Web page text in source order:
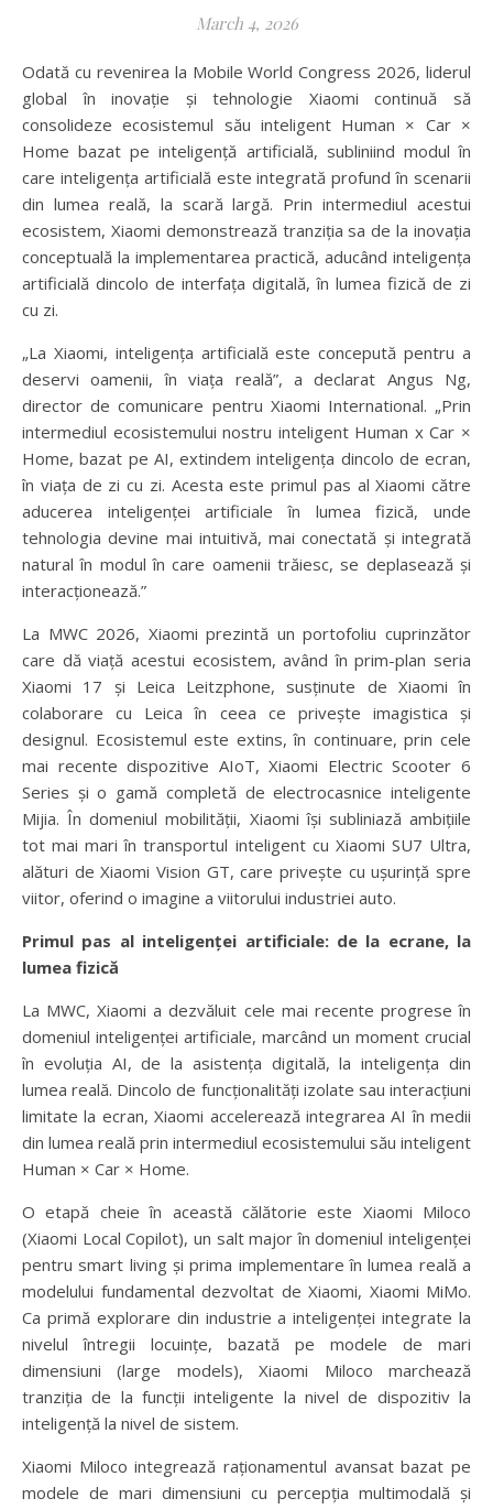
March 4, 2026
Odată cu revenirea la Mobile World Congress 2026, liderul
global în inovație și tehnologie Xiaomi continuă să
consolideze ecosistemul său inteligent Human × Car ×
Home bazat pe inteligență artificială, subliniind modul în
care inteligența artificială este integrată profund în scenarii
din lumea reală, la scară largă. Prin intermediul acestui
ecosistem, Xiaomi demonstrează tranziția sa de la inovația
conceptuală la implementarea practică, aducând inteligența
artificială dincolo de interfața digitală, în lumea fizică de zi
cu zi.
„La Xiaomi, inteligența artificială este concepută pentru a
deservi oamenii, în viața reală”, a declarat Angus Ng,
director de comunicare pentru Xiaomi International. „Prin
intermediul ecosistemului nostru inteligent Human x Car ×
Home, bazat pe AI, extindem inteligența dincolo de ecran,
în viața de zi cu zi. Acesta este primul pas al Xiaomi către
aducerea inteligenței artificiale în lumea fizică, unde
tehnologia devine mai intuitivă, mai conectată și integrată
natural în modul în care oamenii trăiesc, se deplasează și
interacționează.”
La MWC 2026, Xiaomi prezintă un portofoliu cuprinzător
care dă viață acestui ecosistem, având în prim-plan seria
Xiaomi 17 și Leica Leitzphone, susținute de Xiaomi în
colaborare cu Leica în ceea ce privește imagistica și
designul. Ecosistemul este extins, în continuare, prin cele
mai recente dispozitive AIoT, Xiaomi Electric Scooter 6
Series și o gamă completă de electrocasnice inteligente
Mijia. În domeniul mobilității, Xiaomi își subliniază ambițiile
tot mai mari în transportul inteligent cu Xiaomi SU7 Ultra,
alături de Xiaomi Vision GT, care privește cu ușurință spre
viitor, oferind o imagine a viitorului industriei auto.
Primul pas al inteligenței artificiale: de la ecrane, la
lumea fizică
La MWC, Xiaomi a dezvăluit cele mai recente progrese în
domeniul inteligenței artificiale, marcând un moment crucial
în evoluția AI, de la asistența digitală, la inteligența din
lumea reală. Dincolo de funcționalități izolate sau interacțiuni
limitate la ecran, Xiaomi accelerează integrarea AI în medii
din lumea reală prin intermediul ecosistemului său inteligent
Human × Car × Home.
O etapă cheie în această călătorie este Xiaomi Miloco
(Xiaomi Local Copilot), un salt major în domeniul inteligenței
pentru smart living și prima implementare în lumea reală a
modelului fundamental dezvoltat de Xiaomi, Xiaomi MiMo.
Ca primă explorare din industrie a inteligenței integrate la
nivelul întregii locuințe, bazată pe modele de mari
dimensiuni (large models), Xiaomi Miloco marchează
tranziția de la funcții inteligente la nivel de dispozitiv la
inteligență la nivel de sistem.
Xiaomi Miloco integrează raționamentul avansat bazat pe
modele de mari dimensiuni cu percepția multimodală și